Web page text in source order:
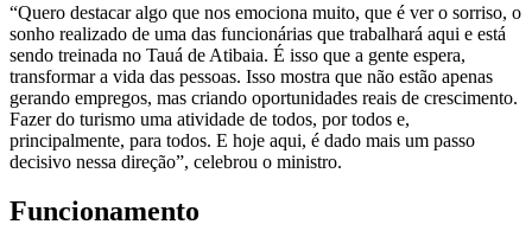
“Quero destacar algo que nos emociona muito, que é ver o sorriso, o
sonho realizado de uma das funcionárias que trabalhará aqui e está
sendo treinada no Tauá de Atibaia. É isso que a gente espera,
transformar a vida das pessoas. Isso mostra que não estão apenas
gerando empregos, mas criando oportunidades reais de crescimento.
Fazer do turismo uma atividade de todos, por todos e,
principalmente, para todos. E hoje aqui, é dado mais um passo
decisivo nessa direção”, celebrou o ministro.
Funcionamento